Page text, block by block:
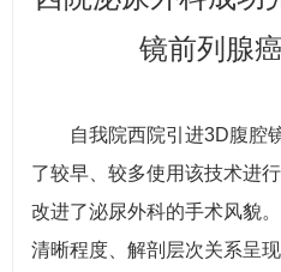
镜前列腺
自我院西院引进3D腹腔镜
了较早、较多使用该技术进
改进了泌尿外科的手术风貌
清晰程度、解剖层次关系呈